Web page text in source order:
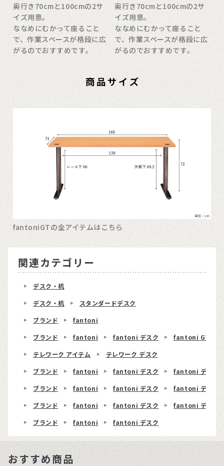
奥行き70cmと100cmの2サ
イズ用意。
ななめにむかって座ること
で、作業スペースが格段に広
がるのでおすすめです。
奥行き70cmと100cmの2サ
イズ用意。
ななめにむかって座ること
で、作業スペースが格段に広
がるのでおすすめです。
fantoniGTの全アイテムはこちら
関連カテゴリー
デスク・机
デスク・机
スタンダードデスク
ブランド
fantoni
ブランド
fantoni fantoni デスク
fantoni GT
テレワーク アイテム
テレワーク デスク
ブランド
fantoni fantoni デスク
fantoni デスク
ブランド
fantoni fantoni デスク
fantoni デスク
ブランド
fantoni fantoni デスク
fantoni デスク
ブランド
fantoni fantoni デスク
おすすめ商品